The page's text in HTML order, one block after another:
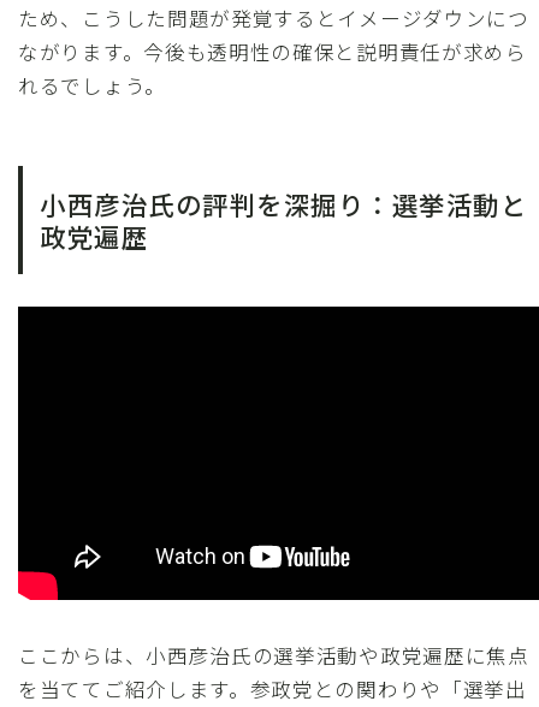
ため、こうした問題が発覚するとイメージダウンにつ
ながります。今後も透明性の確保と説明責任が求めら
れるでしょう。
小西彦治氏の評判を深掘り：選挙活動と
政党遍歴
ここからは、小西彦治氏の選挙活動や政党遍歴に焦点
を当ててご紹介します。参政党との関わりや「選挙出